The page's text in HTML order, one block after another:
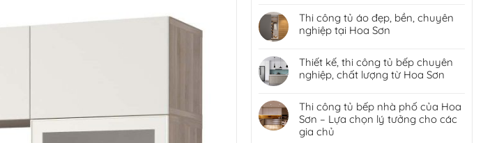
Thi công tủ áo đẹp, bền, chuyên
nghiệp tại Hoa Sơn
Thiết kế, thi công tủ bếp chuyên
nghiệp, chất lượng từ Hoa Sơn
Thi công tủ bếp nhà phố của Hoa
Sơn – Lựa chọn lý tưởng cho các
gia chủ